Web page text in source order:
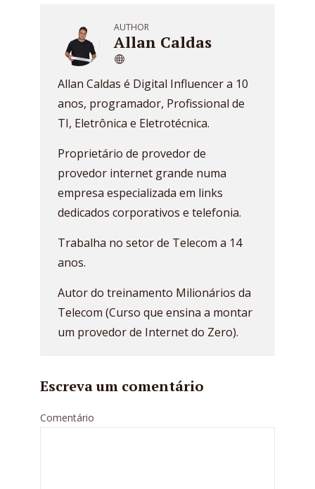
AUTHOR
Allan Caldas
Allan Caldas é Digital Influencer a 10
anos, programador, Profissional de
TI, Eletrônica e Eletrotécnica.
Proprietário de provedor de
provedor internet grande numa
empresa especializada em links
dedicados corporativos e telefonia.
Trabalha no setor de Telecom a 14
anos.
Autor do treinamento Milionários da
Telecom (Curso que ensina a montar
um provedor de Internet do Zero).
Escreva um comentário
Comentário